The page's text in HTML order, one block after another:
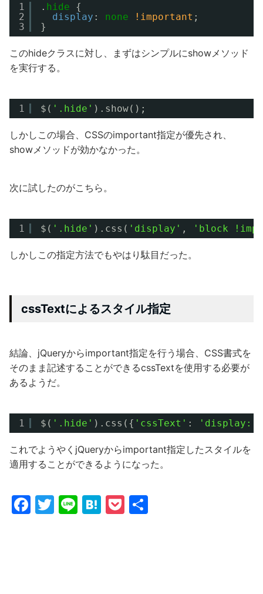
1
2
3
. hide
{
display : none !important ;
}
このhideクラスに対し、まずはシンプルにshowメソッド
を実行する。
1 $( '.hide' ).show();
しかしこの場合、CSSのimportant指定が優先され、
showメソッドが効かなかった。
次に試したのがこちら。
1 $( '.hide' ).css( 'display' , 'block
しかしこの指定方法でもやはり駄目だった。
cssTextによるスタイル指定
結論、jQueryからimportant指定を行う場合、CSS書式を
そのまま記述することができるcssTextを使用する必要が
あるようだ。
1 $( '.hide' ).css({ 'cssText' : 'display:
これでようやくjQueryからimportant指定したスタイルを
適用することができるようになった。
F
T
Li H
P